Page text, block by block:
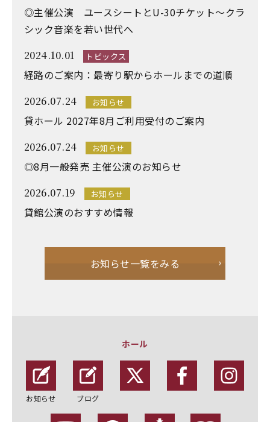
◎主催公演 ユースシートとU-30チケット～クラ
シック音楽を若い世代へ
2024.10.01 トピックス
経路のご案内：最寄り駅からホールまでの道順
2026.07.24 お知らせ
貸ホール 2027年8月ご利用受付のご案内
2026.07.24 お知らせ
◎8月一般発売 主催公演のお知らせ
2026.07.19 お知らせ
貸館公演のおすすめ情報
お知らせ一覧をみる
ホール
お知らせ ブログ